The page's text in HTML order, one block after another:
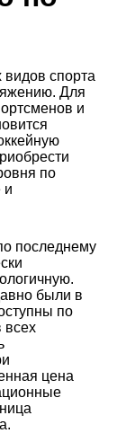
спорта
Для
и
по
и
последнему
были в
по
всех
цена